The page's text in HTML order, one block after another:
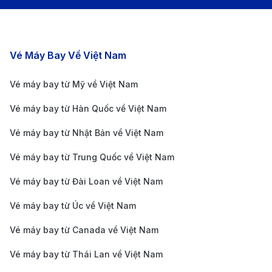
giờ, rất thuận tiện cho du khách muốn di chuyển
nhanh chóng mà không phải quá cảnh. Dịch vụ
thân thiện và chất lượng ổn định. Hãng thường có
các gói vé linh hoạt, phù hợp cả cho khách công
tác lẫn du lịch ngắn ngày.
AirAsia: Đây là lựa chọn phổ biến dành cho những
thác các chuyến quá cảnh tại Kuala Lumpur
(Malaysia) với thời gian bay tổng cộng khoảng 5–7
giờ. Hãng thường xuyên có các chương trình
Các chặng bay nổi bật
Vé Máy Bay Về Việt Nam
Vé máy bay từ Mỹ về Việt Nam
Vé máy bay từ Hàn Quốc về Việt Nam
Vé máy bay từ Nhật Bản về Việt Nam
Vé máy bay từ Trung Quốc về Việt Nam
Vé máy bay từ Đài Loan về Việt Nam
Vé máy bay từ Úc về Việt Nam
Vé máy bay từ Canada về Việt Nam
Vé máy bay từ Thái Lan về Việt Nam